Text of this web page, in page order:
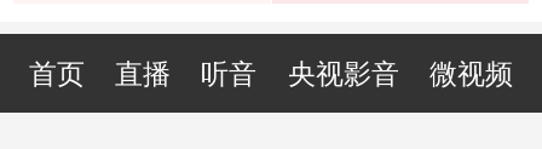
首页 直播 听音 央视影音 微视频